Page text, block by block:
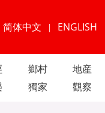
简体中文 | ENGLISH
鄉村
地産
獨家 觀察